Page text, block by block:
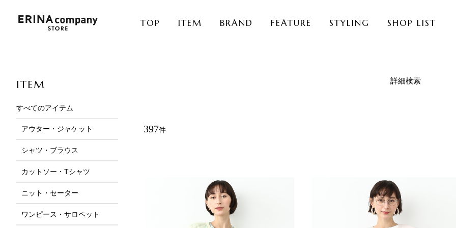
TOP ITEM BRAND FEATURE STYLING SHOP LIST
ITEM
すべてのアイテム
アウター・ジャケット
シャツ・ブラウス
カットソー・Tシャツ
ニット・セーター
ワンピース・サロペット
詳細検索
397件
サムネイルピックアップ